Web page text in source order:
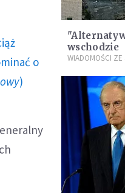
o
)
wschodzie
WIADOMOŚCI ZE